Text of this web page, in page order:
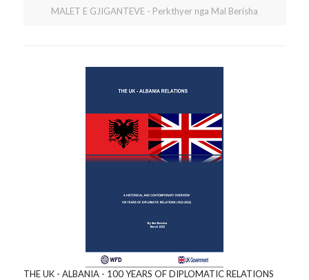
MALET E GJIGANTEVE - Perkthyer nga Mal Berisha
THE UK - ALBANIA - 100 YEARS OF DIPLOMATIC RELATIONS